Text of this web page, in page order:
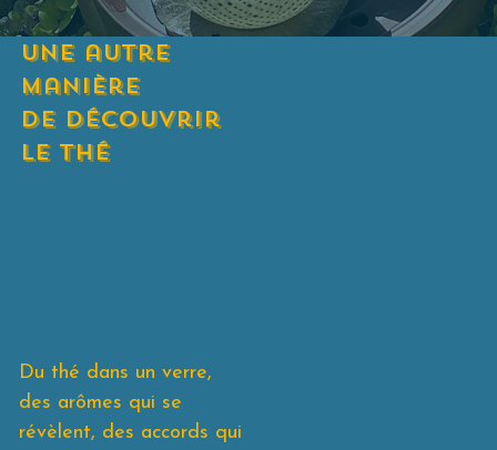
une autre
manière
de découvrir
le thé
Du thé dans un verre,
des arômes qui se
révèlent, des accords qui